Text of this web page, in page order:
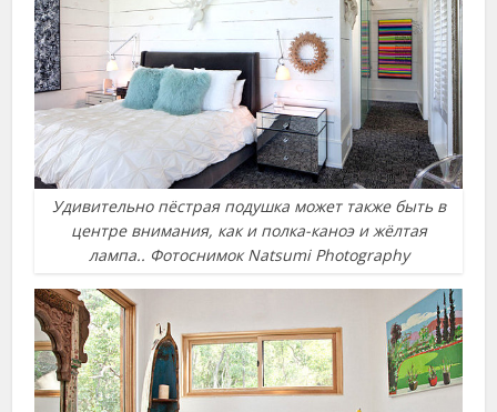
Удивительно пёстрая подушка может также быть в
центре внимания, как и полка-каноэ и жёлтая
лампа.. Фотоснимок Natsumi Photography